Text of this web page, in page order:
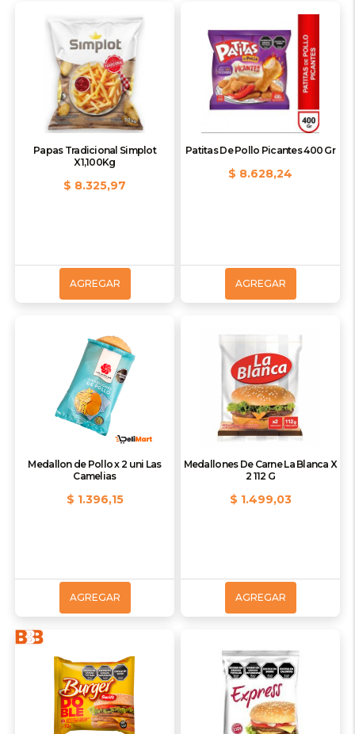
Papas Tradicional Simplot
X1,100Kg
$ 8.325,97
AGREGAR
Patitas De Pollo Picantes 400 Gr
$ 8.628,24
AGREGAR
Medallon de Pollo x 2 uni Las
Camelias
$ 1.396,15
AGREGAR
Medallones De Carne La Blanca X
2 112 G
$ 1.499,03
AGREGAR